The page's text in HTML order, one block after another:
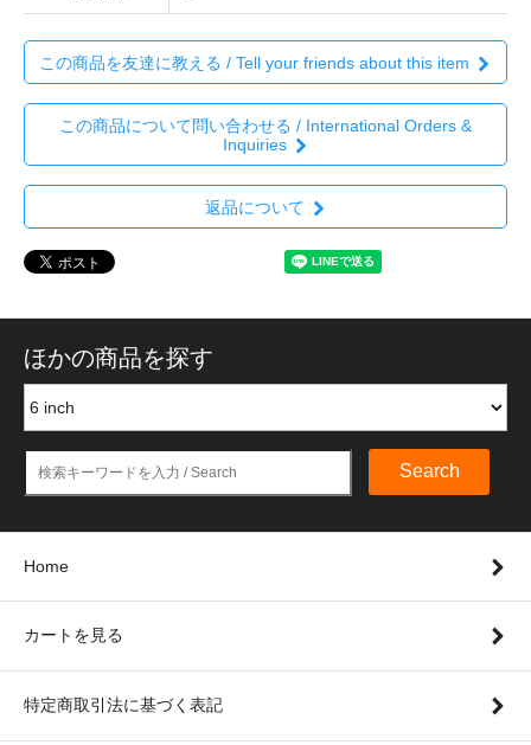
この商品を友達に教える / Tell your friends about this item
この商品について問い合わせる / International Orders &
Inquiries
返品について
ほかの商品を探す
Search
Home
カートを見る
特定商取引法に基づく表記